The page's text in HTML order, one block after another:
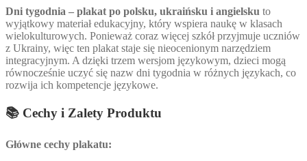
Dni tygodnia – plakat po polsku, ukraińsku i angielsku to
wyjątkowy materiał edukacyjny, który wspiera naukę w klasach
wielokulturowych. Ponieważ coraz więcej szkół przyjmuje uczniów
z Ukrainy, więc ten plakat staje się nieocenionym narzędziem
integracyjnym. A dzięki trzem wersjom językowym, dzieci mogą
równocześnie uczyć się nazw dni tygodnia w różnych językach, co
rozwija ich kompetencje językowe.
📚 Cechy i Zalety Produktu
Główne cechy plakatu: